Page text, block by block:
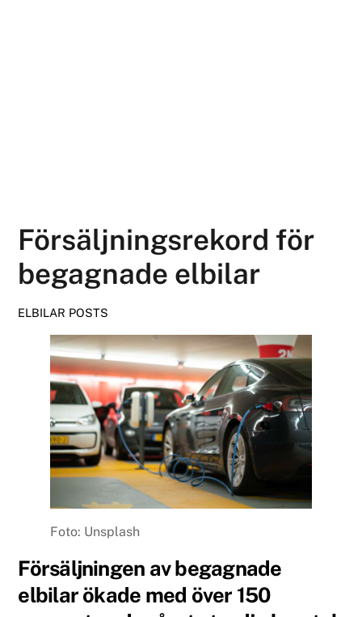
Försäljningsrekord för
begagnade elbilar
ELBILAR POSTS
Foto: Unsplash
Försäljningen av begagnade
elbilar ökade med över 150